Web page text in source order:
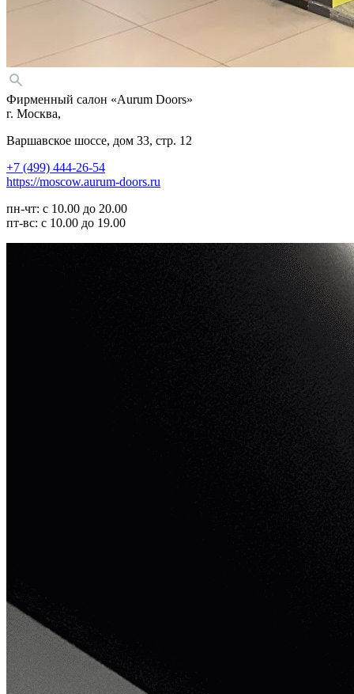
Фирменный салон «Aurum Doors»
г. Москва,
Варшавское шоссе, дом 33, стр. 12
+7 (499) 444-26-54
https://moscow.aurum-doors.ru
пн-чт: с 10.00 до 20.00
пт-вс: с 10.00 до 19.00